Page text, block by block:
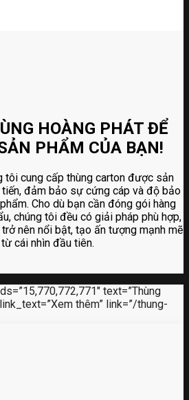
HOÀNG PHÁT ĐỂ
PHẨM CỦA BẠN!
tôi cung cấp thùng carton được sản
đảm bảo sự cứng cáp và độ bảo
Cho dù bạn cần đóng gói hàng
chúng tôi đều có giải pháp phù hợp,
nên nổi bật, tạo ấn tượng mạnh mẽ
cái nhìn đầu tiên.
text=”Thùng
thêm” link=”/thung-